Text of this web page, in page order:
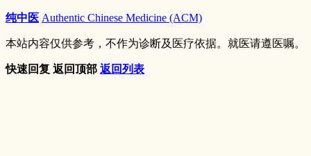
纯中医 Authentic Chinese Medicine (ACM)
本站内容仅供参考，不作为诊断及医疗依据。就医请遵医嘱。
快速回复 返回顶部 返回列表